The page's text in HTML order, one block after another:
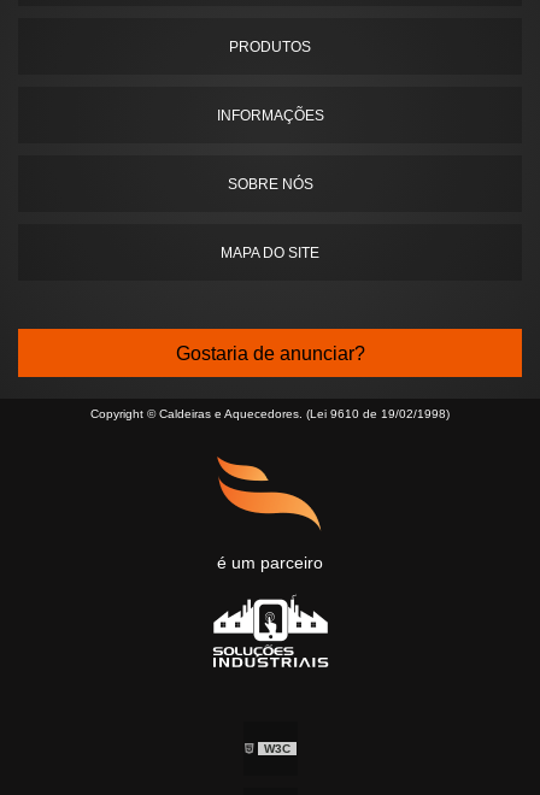
PRODUTOS
INFORMAÇÕES
SOBRE NÓS
MAPA DO SITE
Gostaria de anunciar?
Copyright © Caldeiras e Aquecedores. (Lei 9610 de 19/02/1998)
é um parceiro
W3C